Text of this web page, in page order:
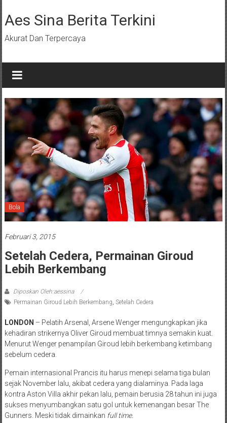
ke
konten
Aes Sina Berita Terkini
Akurat Dan Terpercaya
Bola
Februari 3, 2015
Setelah Cedera, Permainan Giroud
Lebih Berkembang
Diposkan Oleh:aessina
Permainan Giroud Lebih Berkembang Setelah Cedera
LONDON – Pelatih Arsenal, Arsene Wenger mengungkapkan jika
kehadiran strikernya Oliver Giroud membuat timnya semakin kuat.
Menurut Wenger penampilan Giroud lebih berkembang ketimbang
sebelum cedera.
Pemain internasional Prancis itu harus menepi selama tiga bulan
sejak November lalu, akibat cedera yang dialaminya. Pada laga
kontra Aston Villa akhir pekan lalu, pemain berusia 28 tahun ini juga
sukses menyumbangkan satu gol untuk kemenangan besar The
Gunners. Meski tidak dimainkan full time.